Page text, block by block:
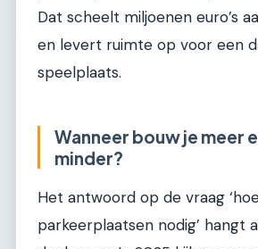
Dat scheelt miljoenen euro’s
en levert ruimte op voor een
speelplaats.
Wanneer bouw je meer
minder?
Het antwoord op de vraag
parkeerplaatsen nodig’ hangt